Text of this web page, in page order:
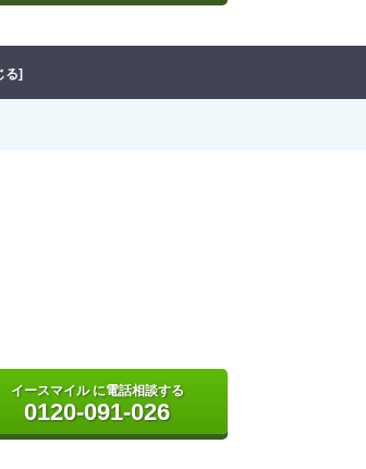
る]
イースマイル に電話相談する
0120-091-026